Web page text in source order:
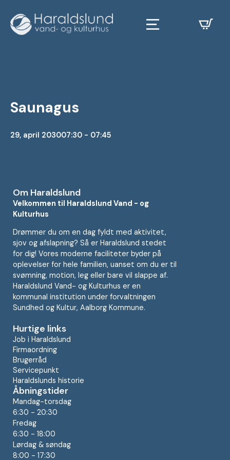
Saunagus
29, april 203007:30 - 07:45
Om Haraldslund
Velkommen til Haraldslund Vand - og
Kulturhus
Drømmer du om en dag fyldt med aktivitet,
sjov og afslapning? Så er Haraldslund stedet
for dig! Vores moderne faciliteter byder på
oplevelser for hele familien, uanset om du er til
svømning, motion, leg eller bare vil slappe af.
Haraldslund Vand- og Kulturhus er en
kommunal institution under forvaltningen
Sundhed og Kultur, Aalborg Kommune.
Hurtige links
Job i Haraldslund
Firmaordning
Brugerråd
Servicepunkt
Haraldslunds historie
Åbningstider
Mandag-torsdag
6:30 - 20:30
Fredag
6:30 - 18:00
Lørdag & søndag
8:00 - 17:30